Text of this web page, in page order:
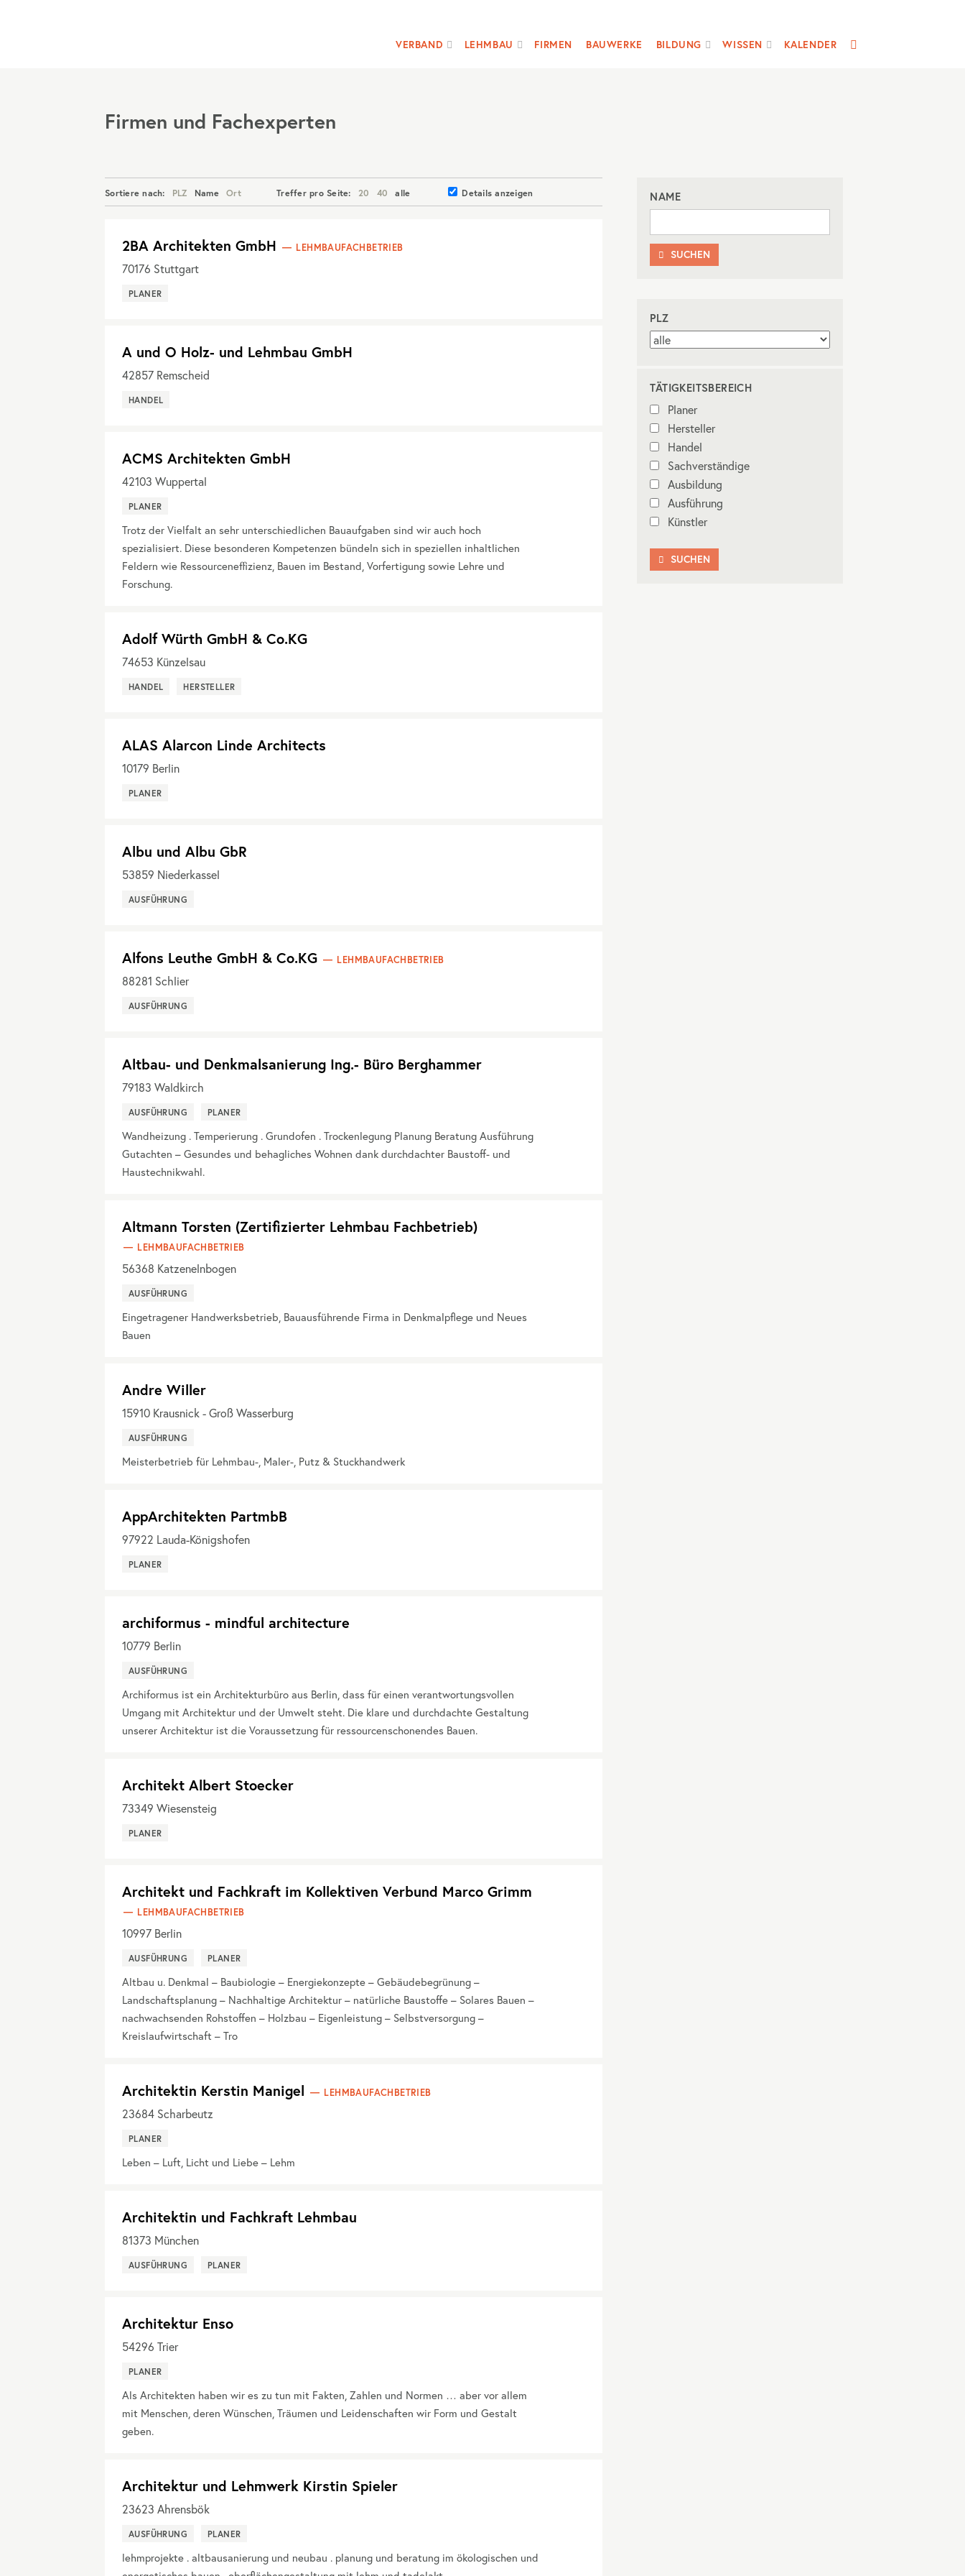
VERBAND LEHMBAU FIRMEN BAUWERKE BILDUNG WISSEN KALENDER
Firmen und Fachexperten
Sortiere nach: PLZ Name Ort Treffer pro Seite: 20 40 alle Details anzeigen
2BA Architekten GmbH LEHMBAUFACHBETRIEB
70176 Stuttgart
PLANER
A und O Holz- und Lehmbau GmbH
42857 Remscheid
HANDEL
ACMS Architekten GmbH
42103 Wuppertal
PLANER
Trotz der Vielfalt an sehr unterschiedlichen Bauaufgaben sind wir auch hoch
spezialisiert. Diese besonderen Kompetenzen bündeln sich in speziellen inhaltlichen
Feldern wie Ressourceneffizienz, Bauen im Bestand, Vorfertigung sowie Lehre und
Forschung.
Adolf Würth GmbH & Co.KG
74653 Künzelsau
HANDEL HERSTELLER
ALAS Alarcon Linde Architects
10179 Berlin
PLANER
Albu und Albu GbR
53859 Niederkassel
AUSFÜHRUNG
Alfons Leuthe GmbH & Co.KG LEHMBAUFACHBETRIEB
88281 Schlier
AUSFÜHRUNG
Altbau- und Denkmalsanierung Ing.- Büro Berghammer
79183 Waldkirch
AUSFÜHRUNG PLANER
Wandheizung . Temperierung . Grundofen . Trockenlegung Planung Beratung Ausführung
Gutachten – Gesundes und behagliches Wohnen dank durchdachter Baustoff- und
Haustechnikwahl.
Altmann Torsten (Zertifizierter Lehmbau Fachbetrieb)
LEHMBAUFACHBETRIEB
56368 Katzenelnbogen
AUSFÜHRUNG
Eingetragener Handwerksbetrieb, Bauausführende Firma in Denkmalpflege und Neues
Bauen
Andre Willer
15910 Krausnick - Groß Wasserburg
AUSFÜHRUNG
Meisterbetrieb für Lehmbau-, Maler-, Putz & Stuckhandwerk
AppArchitekten PartmbB
97922 Lauda-Königshofen
PLANER
archiformus - mindful architecture
10779 Berlin
AUSFÜHRUNG
Archiformus ist ein Architekturbüro aus Berlin, dass für einen verantwortungsvollen
Umgang mit Architektur und der Umwelt steht. Die klare und durchdachte Gestaltung
unserer Architektur ist die Voraussetzung für ressourcenschonendes Bauen.
Architekt Albert Stoecker
73349 Wiesensteig
PLANER
Architekt und Fachkraft im Kollektiven Verbund Marco Grimm
LEHMBAUFACHBETRIEB
10997 Berlin
AUSFÜHRUNG PLANER
Altbau u. Denkmal – Baubiologie – Energiekonzepte – Gebäudebegrünung –
Landschaftsplanung – Nachhaltige Architektur – natürliche Baustoffe – Solares Bauen –
nachwachsenden Rohstoffen – Holzbau – Eigenleistung – Selbstversorgung –
Kreislaufwirtschaft – Tro
Architektin Kerstin Manigel LEHMBAUFACHBETRIEB
23684 Scharbeutz
PLANER
Leben – Luft, Licht und Liebe – Lehm
Architektin und Fachkraft Lehmbau
81373 München
AUSFÜHRUNG PLANER
Architektur Enso
54296 Trier
PLANER
Als Architekten haben wir es zu tun mit Fakten, Zahlen und Normen … aber vor allem
mit Menschen, deren Wünschen, Träumen und Leidenschaften wir Form und Gestalt
geben.
Architektur und Lehmwerk Kirstin Spieler
23623 Ahrensbök
AUSFÜHRUNG PLANER
lehmprojekte . altbausanierung und neubau . planung und beratung im ökologischen und
NAME
 SUCHEN
PLZ
TÄTIGKEITSBEREICH
Planer
Hersteller
Handel
Sachverständige
Ausbildung
Ausführung
Künstler
 SUCHEN